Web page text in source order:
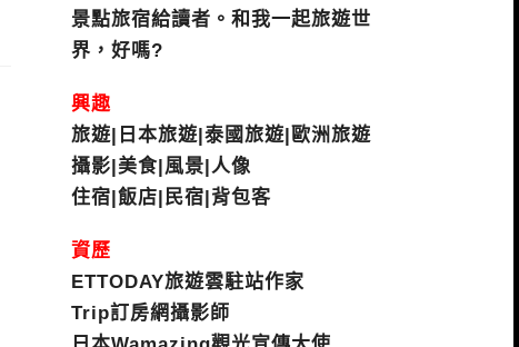
景點旅宿給讀者。和我一起旅遊世
界，好嗎?
興趣
旅遊|日本旅遊|泰國旅遊|歐洲旅遊
攝影|美食|風景|人像
住宿|飯店|民宿|背包客
資歷
ETTODAY旅遊雲駐站作家
Trip訂房網攝影師